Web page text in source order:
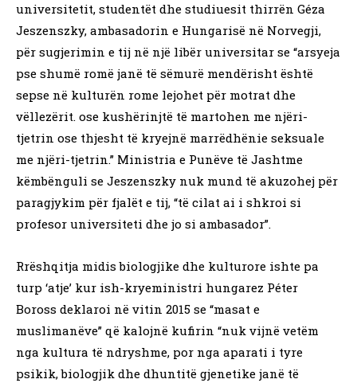
universitetit, studentët dhe studiuesit thirrën Géza
Jeszenszky, ambasadorin e Hungarisë në Norvegji,
për sugjerimin e tij në një libër universitar se “arsyeja
pse shumë romë janë të sëmurë mendërisht është
sepse në kulturën rome lejohet për motrat dhe
vëllezërit. ose kushërinjtë të martohen me njëri-
tjetrin ose thjesht të kryejnë marrëdhënie seksuale
me njëri-tjetrin.” Ministria e Punëve të Jashtme
këmbënguli se Jeszenszky nuk mund të akuzohej për
paragjykim për fjalët e tij, “të cilat ai i shkroi si
profesor universiteti dhe jo si ambasador”.
Rrëshqitja midis biologjike dhe kulturore ishte pa
turp ‘atje’ kur ish-kryeministri hungarez Péter
Boross deklaroi në vitin 2015 se “masat e
muslimanëve” që kalojnë kufirin “nuk vijnë vetëm
nga kultura të ndryshme, por nga aparati i tyre
psikik, biologjik dhe dhuntitë gjenetike janë të